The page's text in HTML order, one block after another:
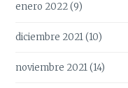
enero 2022(9)
diciembre 2021(10)
noviembre 2021(14)